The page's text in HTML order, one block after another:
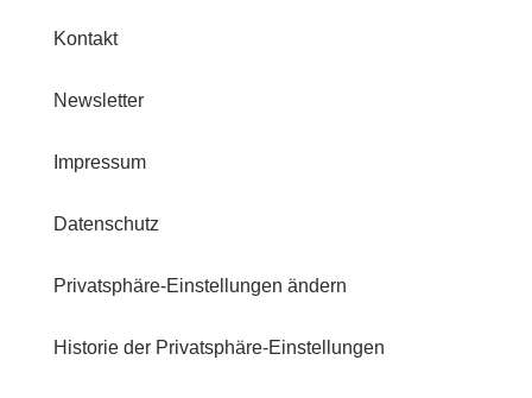
Kontakt
Newsletter
Impressum
Datenschutz
Privatsphäre-Einstellungen ändern
Historie der Privatsphäre-Einstellungen